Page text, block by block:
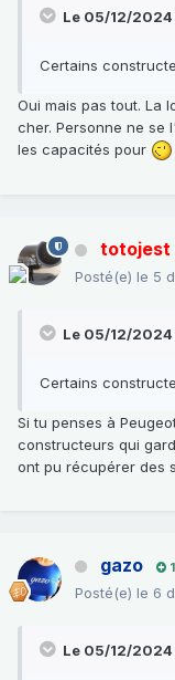
Le 05/12/2024
Certains
Oui mais pas tout. La
cher. Personne ne se
les capacités pour
totojest
Posté(e) le 5
Le 05/12/2024
Certains
Si tu penses à
constructeurs qui
ont pu récupérer des
gazo
Posté(e) le 6
Le 05/12/2024